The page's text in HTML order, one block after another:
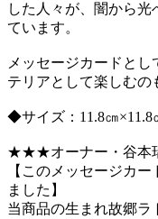
した人々が、闇から
ています。
メッセージカードと
テリアとして楽しむの
◆サイズ：11.8㎝×11.8
★★★オーナー・谷
【このメッセージカ
ました】
当商品の生まれ故郷ラ